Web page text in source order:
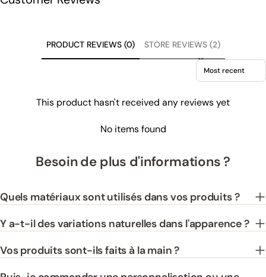
PRODUCT REVIEWS (0) STORE REVIEWS (2)
Sort reviews by
This product hasn't received any reviews yet
No items found
Besoin de plus d'informations ?
Quels matériaux sont utilisés dans vos produits ?
Y a-t-il des variations naturelles dans l'apparence ?
Vos produits sont-ils faits à la main ?